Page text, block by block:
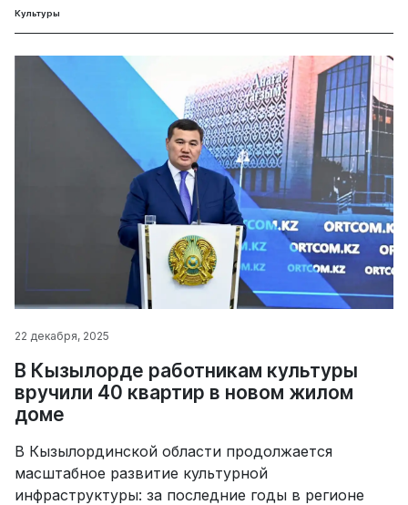
Культуры
22 декабря, 2025
В Кызылорде работникам культуры
вручили 40 квартир в новом жилом
доме
В Кызылординской области продолжается
масштабное развитие культурной
инфраструктуры: за последние годы в регионе